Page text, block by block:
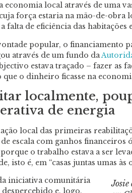
economia local através de uma
força estaria na mão-de-obra
a falta de eficiência das habitações
popular, o financiamento
através de um fundo da
estava traçado – fazer as
o dinheiro ficasse na
localmente,
de energia
local das primeiras
escala com ganhos
o trabalho estava a ser
isto é, em “casas juntas umas
iniciativa comunitária